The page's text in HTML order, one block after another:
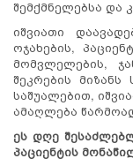
შემქმნელებსა და
იშვიათი
ოჯახების,
მომვლელების,
შეკრების მიზანს
საშუალებით,
ამაღლება
ეს დღე
პაციენტის